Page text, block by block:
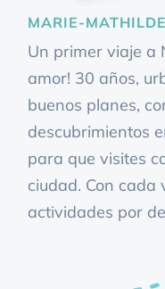
MARIE-MATHILDE
Un primer viaje a
amor! 30 años,
buenos planes,
descubrimientos
para que visites
ciudad. Con cada
actividades por